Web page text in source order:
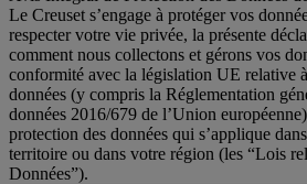
Le Creuset s’engage à protéger vos
respecter votre vie privée, la présente
comment nous collectons et gérons vos
conformité avec la législation UE relative
données (y compris la Réglementation
données 2016/679 de l’Union
protection des données qui s’applique
territoire ou dans votre région (les “Lois
Données”).